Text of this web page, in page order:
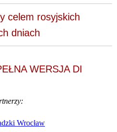
celem rosyjskich
dniach
WERSJA DI
Wrocław